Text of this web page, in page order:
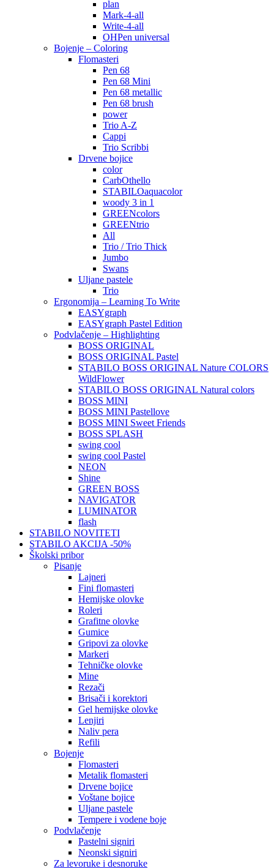
plan
Mark-4-all
Write-4-all
OHPen universal
Bojenje – Coloring
Flomasteri
Pen 68
Pen 68 Mini
Pen 68 metallic
Pen 68 brush
power
Trio A-Z
Cappi
Trio Scribbi
Drvene bojice
color
CarbOthello
STABILOaquacolor
woody 3 in 1
GREENcolors
GREENtrio
All
Trio / Trio Thick
Jumbo
Swans
Uljane pastele
Trio
Ergonomija – Learning To Write
EASYgraph
EASYgraph Pastel Edition
Podvlačenje – Highlighting
BOSS ORIGINAL
BOSS ORIGINAL Pastel
STABILO BOSS ORIGINAL Nature COLORS
WildFlower
STABILO BOSS ORIGINAL Natural colors
BOSS MINI
BOSS MINI Pastellove
BOSS MINI Sweet Friends
BOSS SPLASH
swing cool
swing cool Pastel
NEON
Shine
GREEN BOSS
NAVIGATOR
LUMINATOR
flash
STABILO NOVITETI
STABILO AKCIJA -50%
Školski pribor
Pisanje
Lajneri
Fini flomasteri
Hemijske olovke
Roleri
Grafitne olovke
Gumice
Gripovi za olovke
Markeri
Tehničke olovke
Mine
Rezači
Brisači i korektori
Gel hemijske olovke
Lenjiri
Naliv pera
Refili
Bojenje
Flomasteri
Metalik flomasteri
Drvene bojice
Voštane bojice
Uljane pastele
Tempere i vodene boje
Podvlačenje
Pastelni signiri
Neonski signiri
Za levoruke i desnoruke